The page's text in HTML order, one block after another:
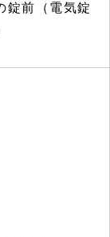
錠前（電気錠